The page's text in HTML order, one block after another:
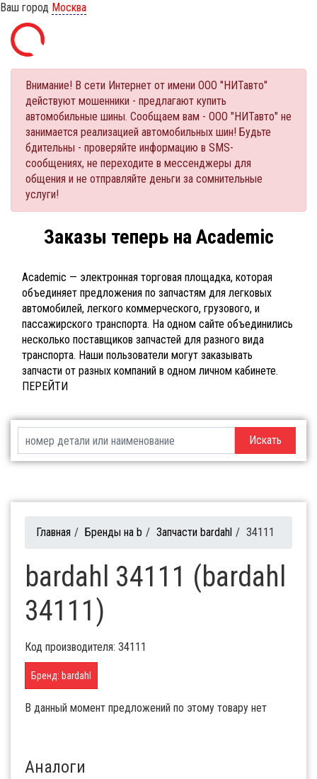
Ваш город Москва
Внимание! В сети Интернет от имени ООО "НИТавто"
действуют мошенники - предлагают купить
автомобильные шины. Сообщаем вам - ООО "НИТавто" не
занимается реализацией автомобильных шин! Будьте
бдительны - проверяйте информацию в SMS-
сообщениях, не переходите в мессенджеры для
общения и не отправляйте деньги за сомнительные
услуги!
Заказы теперь на Academic
Academic — электронная торговая площадка, которая
объединяет предложения по запчастям для легковых
автомобилей, легкого коммерческого, грузового, и
пассажирского транспорта. На одном сайте объединились
несколько поставщиков запчастей для разного вида
транспорта. Наши пользователи могут заказывать
запчасти от разных компаний в одном личном кабинете.
ПЕРЕЙТИ
Искать
Главная / Бренды на b / Запчасти bardahl / 34111
bardahl 34111 (bardahl
34111)
Код производителя: 34111
Бренд: bardahl
В данный момент предложений по этому товару нет
Аналоги